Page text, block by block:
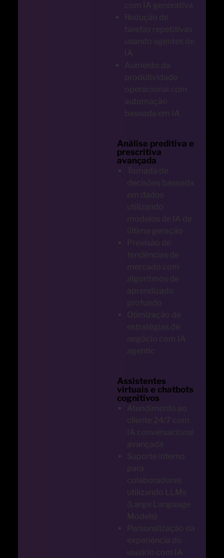
com IA generativa
Redução de
tarefas repetitivas
usando agentes de
IA
Aumento da
produtividade
operacional com
automação
baseada em IA
Análise preditiva e
prescritiva
avançada
Tomada de
decisões baseada
em dados
utilizando
modelos de IA de
última geração
Previsão de
tendências de
mercado com
algoritmos de
aprendizado
profundo
Otimização de
estratégias de
negócio com IA
agentic
Assistentes
virtuais e chatbots
cognitivos
Atendimento ao
cliente 24/7 com
IA conversacional
avançada
Suporte interno
para
colaboradores
utilizando LLMs
(Large Language
Models)
Personalização da
experiência do
usuário com IA